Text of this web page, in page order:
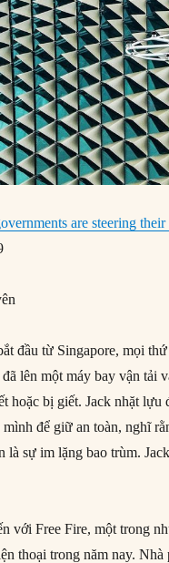
are steering
đầu từ Singapore, mọi
lên một máy bay vận tải
hoặc bị giết. Jack nhặt
để giữ an toàn, nghĩ
là sự im lặng bao trùm.
với Free Fire, một trong
thoại trong năm nay.